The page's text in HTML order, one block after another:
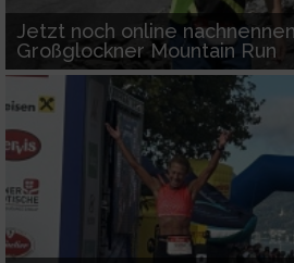
Jetzt noch online
Großglockner Mountain Run